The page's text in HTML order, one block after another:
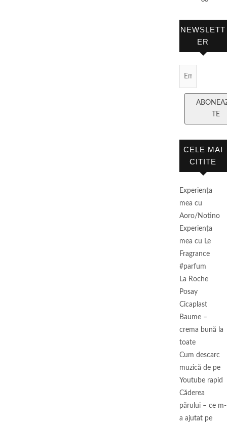
NEWSLETT
ER
TE
CELE MAI
CITITE
Experienţa
mea cu
Aoro/Notino
Experienţa
mea cu Le
Fragrance
#parfum
La Roche
Posay
Cicaplast
Baume –
crema bună la
toate
Cum descarc
muzică de pe
Youtube rapid
Căderea
părului – ce m-
a ajutat pe